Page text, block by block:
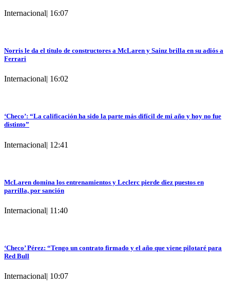
Internacional| 16:07
Norris le da el titulo de constructores a McLaren y Sainz brilla en su adiós a
Ferrari
Internacional| 16:02
‘Checo’: “La calificación ha sido la parte más difícil de mi año y hoy no fue
distinto”
Internacional| 12:41
McLaren domina los entrenamientos y Leclerc pierde diez puestos en
parrilla, por sanción
Internacional| 11:40
‘Checo’ Pérez: “Tengo un contrato firmado y el año que viene pilotaré para
Red Bull
Internacional| 10:07